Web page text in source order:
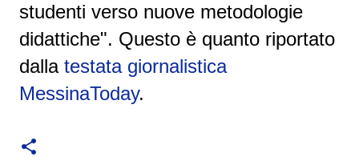
studenti verso nuove metodologie
didattiche". Questo è quanto riportato
dalla testata giornalistica
MessinaToday.